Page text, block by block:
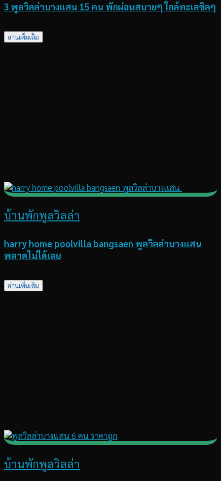
3 พูลวิลล่าบางแสน 15 คน พักผ่อนสบายๆ ใกล้ทะเลชิลๆ
อ่านเพิ่มเติม
บ้านพักพูลวิลล่า
harry home poolvilla bangsaen พูลวิลล่าบางแสน
พลาดไม่ได้เลย
อ่านเพิ่มเติม
บ้านพักพูลวิลล่า